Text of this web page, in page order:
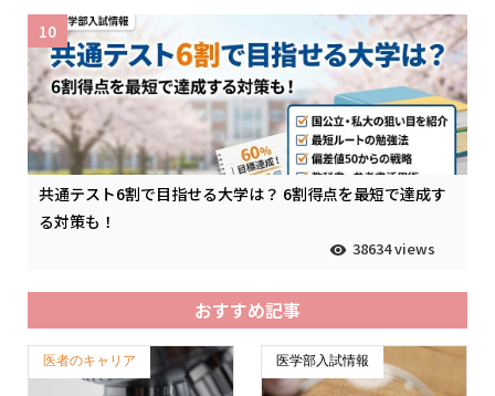
共通テスト6割で目指せる大学は？ 6割得点を最短で達成す
る対策も！
38634 views
10
おすすめ記事
医者のキャリア 医学部入試情報